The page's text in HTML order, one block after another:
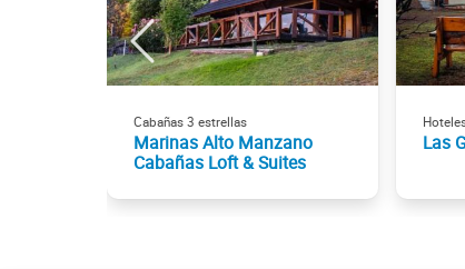
Cabañas 3 estrellas
Marinas Alto Manzano
Cabañas Loft & Suites
Las